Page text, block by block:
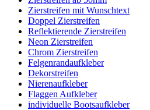
Zierstreifen mit Wunschtext
Doppel Zierstreifen
Reflektierende Zierstreifen
Neon Zierstreifen
Chrom Zierstreifen
Felgenrandaufkleber
Dekorstreifen
Nierenaufkleber
Flaggen Aufkleber
individuelle Bootsaufkleber